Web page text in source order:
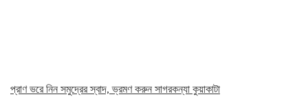
প্রাণ ভরে নিন সমুদ্রের স্বাদ, ভ্রমণ করুন সাগরকন্যা কুয়াকাটা